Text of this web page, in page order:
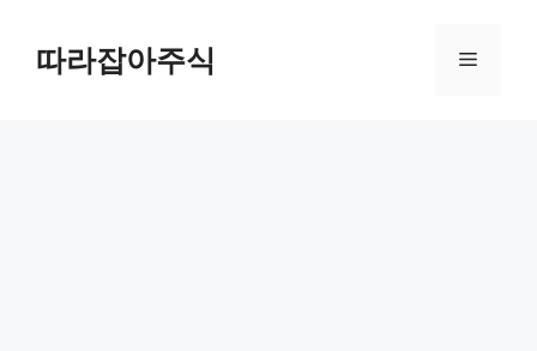
따라잡아주식 메